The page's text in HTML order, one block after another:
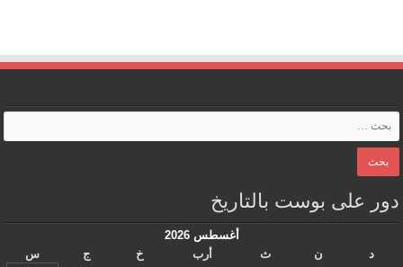
دور على بوست بالتاريخ
أغسطس 2026
د
ن ث أرب خ ج
س